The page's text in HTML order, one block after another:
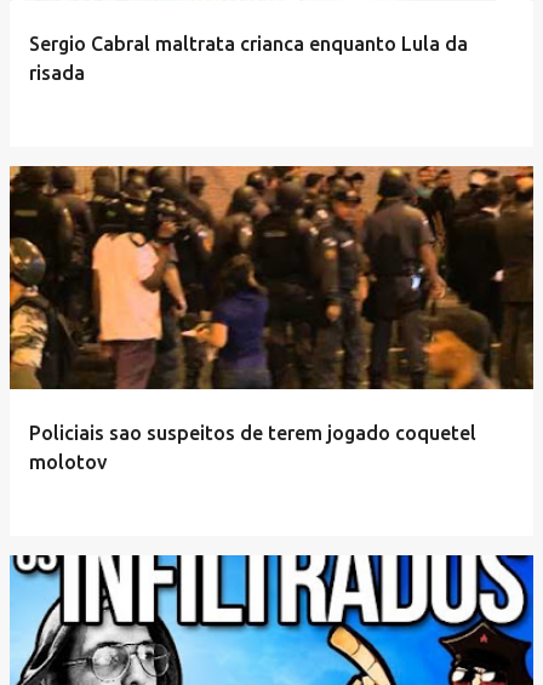
Sergio Cabral maltrata crianca enquanto Lula da
risada
Policiais sao suspeitos de terem jogado coquetel
molotov